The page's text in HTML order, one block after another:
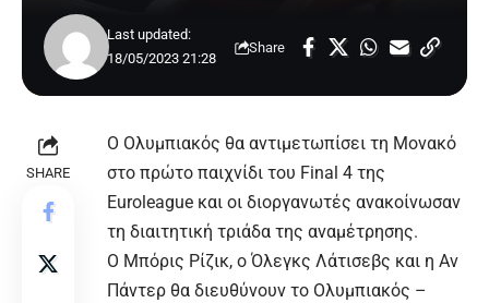
Last updated:
18/05/2023 21:28
Share
SHARE
Ο Ολυμπιακός θα αντιμετωπίσει τη Μονακό
στο πρώτο παιχνίδι του Final 4 της
Euroleague και οι διοργανωτές ανακοίνωσαν
τη διαιτητική τριάδα της αναμέτρησης.
Ο Μπόρις Ρίζικ, ο Όλεγκς Λάτισεβς και η Αν
Πάντερ θα διευθύνουν το Ολυμπιακός –